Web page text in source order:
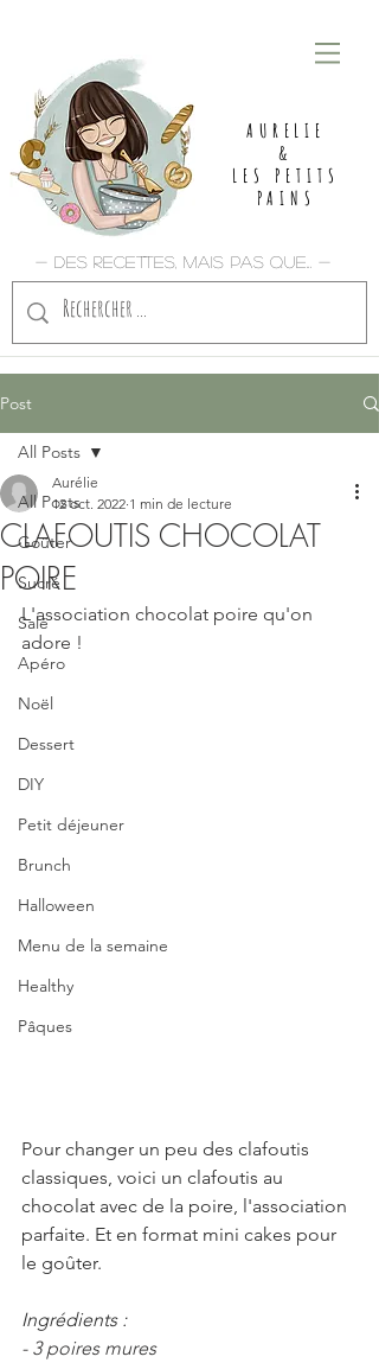
AURELIE
&
LES PETITS
PAINS
- Des recettes, mais pas que... -
Post
All Posts
Goûter
Sucré
Salé
Apéro
Noël
Dessert
DIY
Petit déjeuner
Brunch
Halloween
Menu de la semaine
Healthy
Pâques
All Posts
CLAFOUTIS CHOCOLAT
POIRE
Aurélie
12 oct. 2022 1 min de lecture
L'association chocolat poire qu'on
adore !
Pour changer un peu des clafoutis
classiques, voici un clafoutis au
chocolat avec de la poire, l'association
parfaite. Et en format mini cakes pour
le goûter.
Ingrédients :
- 3 poires mures